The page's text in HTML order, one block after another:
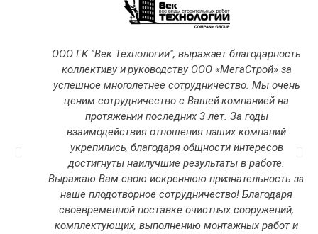
ООО ГК "Век Технологии", выражает благодарность
коллективу и руководству ООО «МегаСтрой» за
успешное многолетнее сотрудничество. Мы очень
ценим сотрудничество с Вашей компанией на
протяжении последних 3 лет. За годы
взаимодействия отношения наших компаний
укрепились, благодаря общности интересов
достигнуты наилучшие результаты в работе.
Выражаю Вам свою искреннюю признательность за
наше плодотворное сотрудничество! Благодаря
своевременной поставке очистных сооружений,
комплектующих, выполнению монтажных работ и